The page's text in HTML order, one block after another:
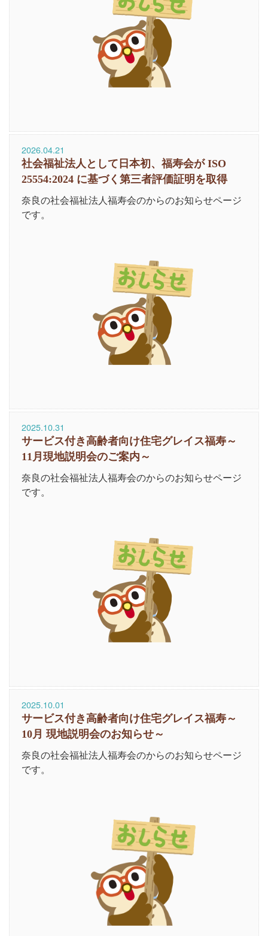
2026.04.21
社会福祉法人として日本初、福寿会が ISO
25554:2024 に基づく第三者評価証明を取得
奈良の社会福祉法人福寿会のからのお知らせページ
です。
2025.10.31
サービス付き高齢者向け住宅グレイス福寿～
11月現地説明会のご案内～
奈良の社会福祉法人福寿会のからのお知らせページ
です。
2025.10.01
サービス付き高齢者向け住宅グレイス福寿～
10月 現地説明会のお知らせ～
奈良の社会福祉法人福寿会のからのお知らせページ
です。